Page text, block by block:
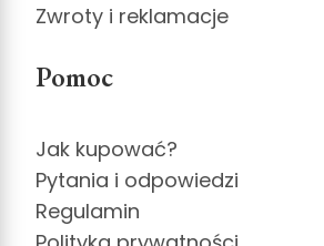
Zwroty i reklamacje
Pomoc
Jak kupować?
Pytania i odpowiedzi
Regulamin